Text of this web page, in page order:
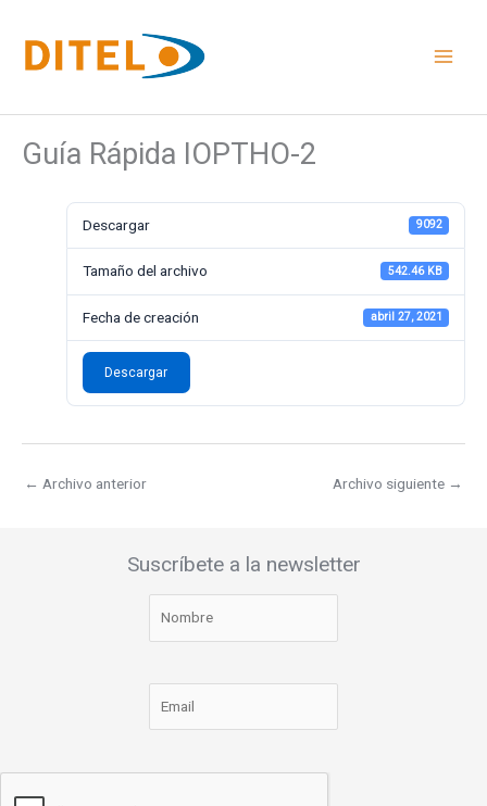
contenido
Guía Rápida IOPTHO-2
Descargar 9092
Tamaño del archivo 542.46 KB
Fecha de creación abril 27, 2021
Descargar
← Archivo anterior Archivo siguiente →
Suscríbete a la newsletter